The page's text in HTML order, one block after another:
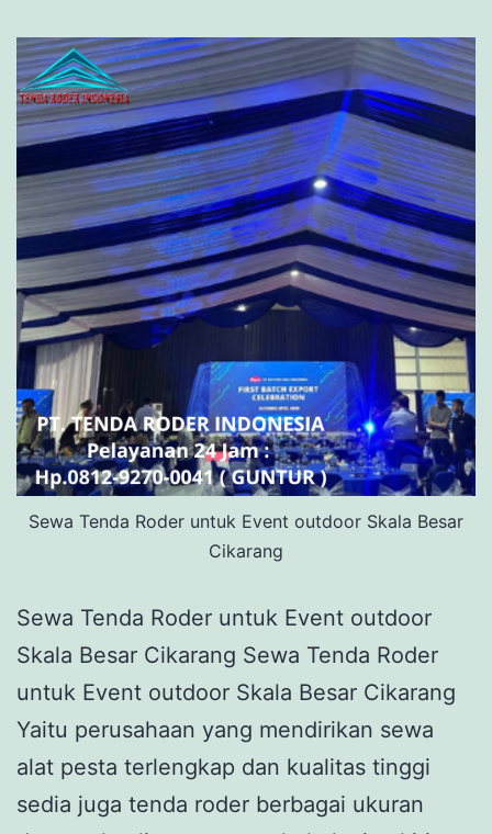
Sewa Tenda Roder untuk Event outdoor Skala Besar
Cikarang
Sewa Tenda Roder untuk Event outdoor
Skala Besar Cikarang Sewa Tenda Roder
untuk Event outdoor Skala Besar Cikarang
Yaitu perusahaan yang mendirikan sewa
alat pesta terlengkap dan kualitas tinggi
sedia juga tenda roder berbagai ukuran